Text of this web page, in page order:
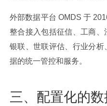
外部数据平台 OMDS 于
整合接入包括征信、工商、
银联、世联评估、行业分
据的统一管控和服务。
三、配置化的